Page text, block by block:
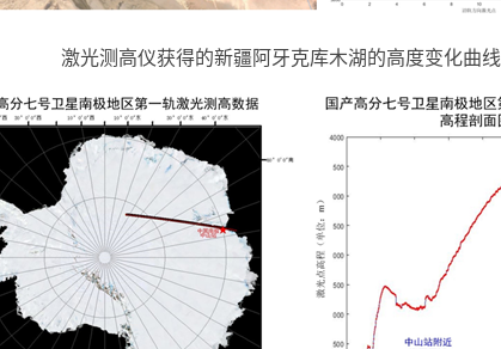
激光测高仪获得的新疆阿牙克库木湖的高度变化曲线